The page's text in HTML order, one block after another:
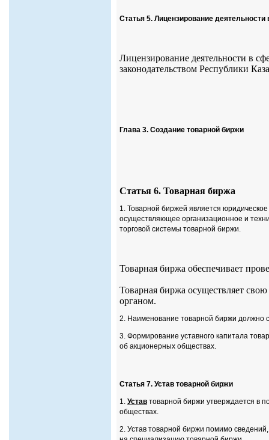
Статья 5. Лицензирование
Лицензирование деятельности в
законодательством Республики
Глава 3. Создание товарной биржи
Статья 6. Товарная биржа
1. Товарной биржей является
осуществляющее организационное и
торговой системы товарной биржи.
Товарная биржа обеспечивает
Товарная биржа осуществляет
органом.
2. Наименование товарной биржи должно
3. Формирование уставного капитала
об акционерных обществах.
Статья 7. Устав товарной биржи
1. Устав товарной биржи утверждается в
обществах.
2. Устав товарной биржи помимо